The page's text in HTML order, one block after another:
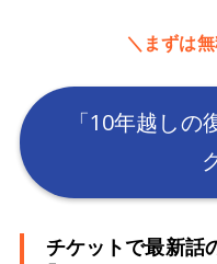
＼まずは
「10年越し
チケットで最新話